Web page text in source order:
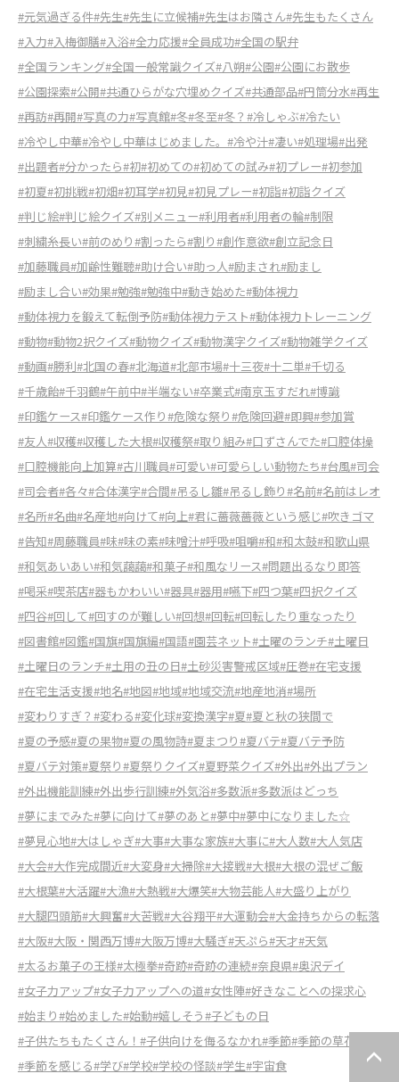
#元気過ぎる件#先生#先生に立候補#先生はお隣さん#先生もたくさん
#入力#入梅御膳#入浴#全力応援#全員成功#全国の駅弁
#全国ランキング#全国一般常識クイズ#八朔#公園#公園にお散歩
#公園探索#公開#共通ひらがな穴埋めクイズ#共通部品#円筒分水#再生
#再訪#再開#写真の力#写真館#冬#冬至#冬？ #冷しゃぶ#冷たい
#冷やし中華#冷やし中華はじめました。 #冷や汁#凄い#処理場#出発
#出題者#分かったら#初#初めての#初めての試み#初プレー#初参加
#初夏#初挑戦#初畑#初耳学#初見#初見プレー#初詣#初詣クイズ
#判じ絵#判じ絵クイズ#別メニュー#利用者#利用者の輪#制限
#刺繍糸長い#前のめり#割ったら#割り#創作意欲#創立記念日
#加藤職員#加齢性難聴#助け合い#助っ人#励まされ#励まし
#励まし合い#効果#勉強#勉強中#動き始めた#動体視力
#動体視力を鍛えて転倒予防#動体視力テスト#動体視力トレーニング
#動物#動物2択クイズ#動物クイズ#動物漢字クイズ#動物雑学クイズ
#動画#勝利#北国の春#北海道#北部市場#十三夜#十二単#千切る
#千歳飴#千羽鶴#午前中#半端ない#卒業式#南京玉すだれ#博識
#印鑑ケース#印鑑ケース作り#危険な祭り#危険回避#即興#参加賞
#友人#収穫#収穫した大根#収穫祭#取り組み#口ずさんでた#口腔体操
#口腔機能向上加算#古川職員#可愛い#可愛らしい動物たち#台風#司会
#司会者#各々#合体漢字#合間#吊るし雛#吊るし飾り#名前#名前はレオ
#名所#名曲#名産地#向けて#向上#君に薔薇薔薇という感じ#吹きゴマ
#告知#周藤職員#味#味の素#味噌汁#呼吸#咀嚼#和#和太鼓#和歌山県
#和気あいあい#和気藹藹#和菓子#和風なリース#問題出るなり即答
#喝采#喫茶店#器もかわいい#器具#器用#嚥下#四つ葉#四択クイズ
#四谷#回して#回すのが難しい#回想#回転#回転したり重なったり
#図書館#図鑑#国旗#国旗編#国語#園芸ネット#土曜のランチ#土曜日
#土曜日のランチ#土用の丑の日#土砂災害警戒区域#圧巻#在宅支援
#在宅生活支援#地名#地図#地域#地域交流#地産地消#場所
#変わりすぎ？ #変わる#変化球#変換漢字#夏#夏と秋の狭間で
#夏の予感#夏の果物#夏の風物詩#夏まつり#夏バテ#夏バテ予防
#夏バテ対策#夏祭り#夏祭りクイズ#夏野菜クイズ#外出#外出プラン
#外出機能訓練#外出歩行訓練#外気浴#多数派#多数派はどっち
#夢にまでみた#夢に向けて#夢のあと#夢中#夢中になりました☆
#夢見心地#大はしゃぎ#大事#大事な家族#大事に#大人数#大人気店
#大会#大作完成間近#大変身#大掃除#大接戦#大根#大根の混ぜご飯
#大根葉#大活躍#大漁#大熱戦#大爆笑#大物芸能人#大盛り上がり
#大腿四頭筋#大興奮#大苦戦#大谷翔平#大運動会#大金持ちからの転落
#大阪#大阪・関西万博#大阪万博#大騒ぎ#天ぷら#天才#天気
#太るお菓子の王様#太極拳#奇跡#奇跡の連続#奈良県#奥沢デイ
#女子力アップ#女子力アップへの道#女性陣#好きなことへの探求心
#始まり#始めました#始動#嬉しそう#子どもの日
#子供たちもたくさん！ #子供向けを侮るなかれ#季節#季節の草花
#季節を感じる#学び#学校#学校の怪談#学生#宇宙食